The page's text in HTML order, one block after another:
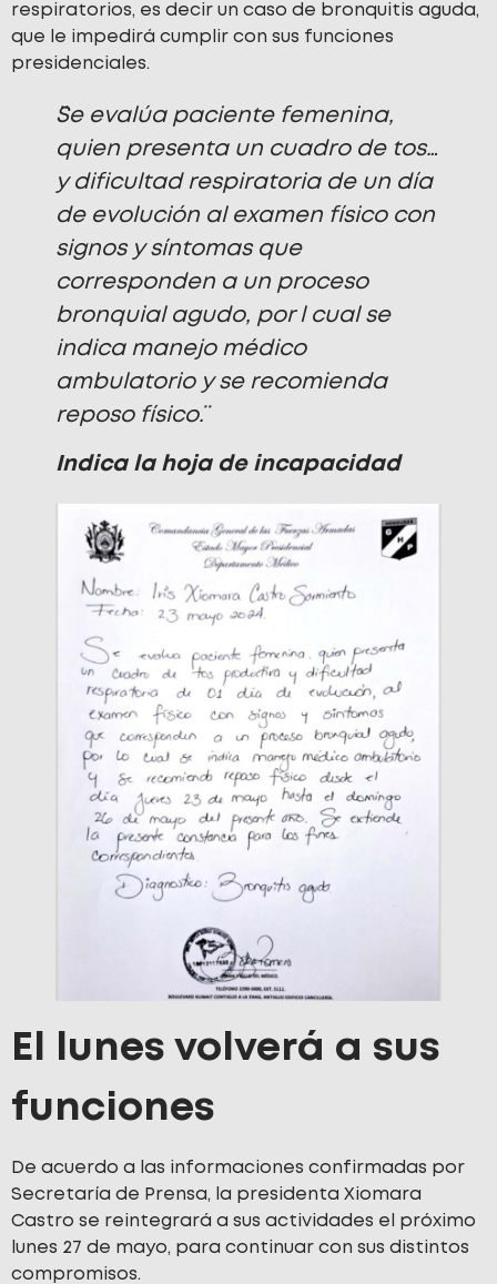
respiratorios, es decir un caso de bronquitis aguda,
que le impedirá cumplir con sus funciones
presidenciales.
¨Se evalúa paciente femenina,
quien presenta un cuadro de tos…
y dificultad respiratoria de un día
de evolución al examen físico con
signos y síntomas que
corresponden a un proceso
bronquial agudo, por l cual se
indica manejo médico
ambulatorio y se recomienda
reposo físico¨.
Indica la hoja de incapacidad
El lunes volverá a sus
funciones
De acuerdo a las informaciones confirmadas por
Secretaría de Prensa, la presidenta Xiomara
Castro se reintegrará a sus actividades el próximo
lunes 27 de mayo, para continuar con sus distintos
compromisos.